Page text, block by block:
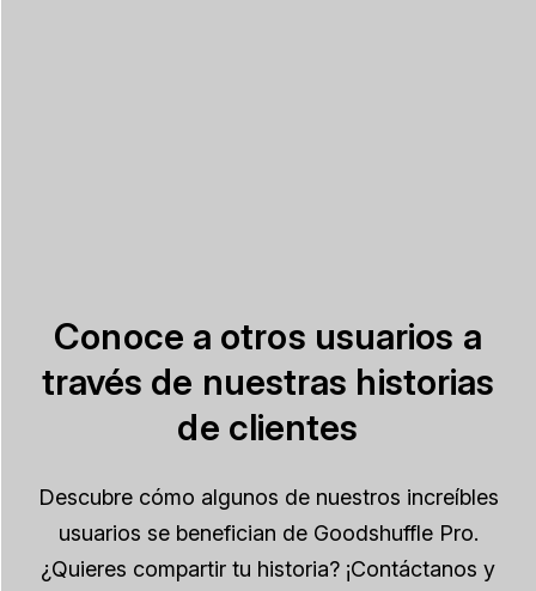
Conoce a otros usuarios a
través de nuestras historias
de clientes
Descubre cómo algunos de nuestros increíbles
usuarios se benefician de Goodshuffle Pro.
¿Quieres compartir tu historia? ¡Contáctanos y